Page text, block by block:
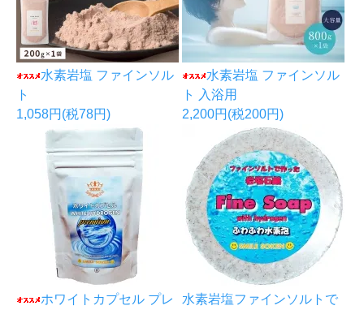
水素岩塩 ファインソル
ト
1,058円(税78円)
水素岩塩 ファインソル
ト 入浴用
2,200円(税200円)
ホワイトカプセル プレ
水素岩塩ファインソルトで